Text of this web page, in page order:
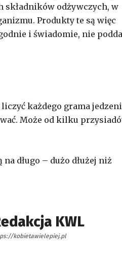
składników odżywczych, w
Produkty te są więc
i świadomie, nie
każdego grama
Może od kilku
długo – dużo dłużej niż
KWL
kobietawielepiej.pl